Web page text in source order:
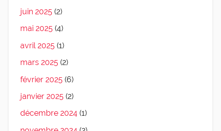
juin 2025 (2)
mai 2025 (4)
avril 2025 (1)
mars 2025 (2)
février 2025 (6)
janvier 2025 (2)
décembre 2024 (1)